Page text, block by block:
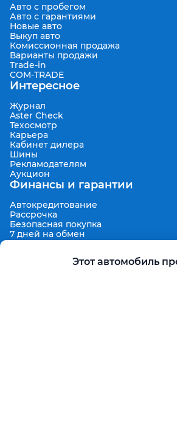
Этот автомобиль
Авто с пробегом
Авто с гарантиями
Новые авто
Выкуп авто
Комиссионная продажа
Варианты продажи
Trade-in
COM-TRADE
Интересное
Журнал
Aster Check
Техосмотр
Карьера
Кабинет дилера
Шины
Рекламодателям
Аукцион
Финансы и гарантии
Автокредитование
Рассрочка
Безопасная покупка
7 дней на обмен
Техническая гарантия 30 дней
Гарантированная цена выкупа